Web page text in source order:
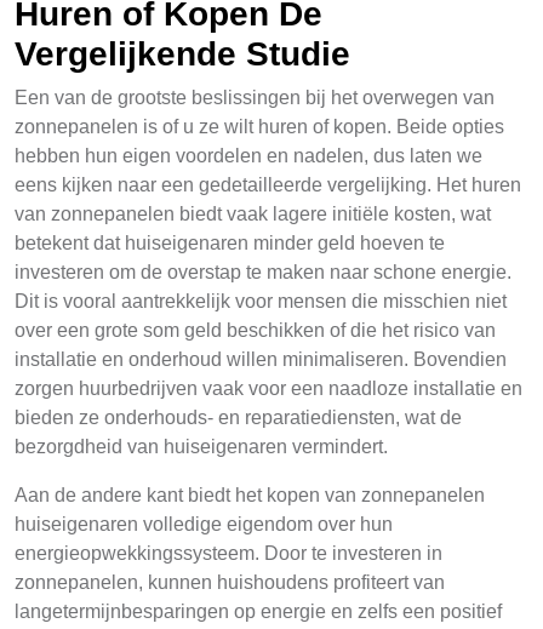
Huren of Kopen De
Vergelijkende Studie
Een van de grootste beslissingen bij het overwegen van
zonnepanelen is of u ze wilt huren of kopen. Beide opties
hebben hun eigen voordelen en nadelen, dus laten we
eens kijken naar een gedetailleerde vergelijking. Het huren
van zonnepanelen biedt vaak lagere initiële kosten, wat
betekent dat huiseigenaren minder geld hoeven te
investeren om de overstap te maken naar schone energie.
Dit is vooral aantrekkelijk voor mensen die misschien niet
over een grote som geld beschikken of die het risico van
installatie en onderhoud willen minimaliseren. Bovendien
zorgen huurbedrijven vaak voor een naadloze installatie en
bieden ze onderhouds- en reparatiediensten, wat de
bezorgdheid van huiseigenaren vermindert.
Aan de andere kant biedt het kopen van zonnepanelen
huiseigenaren volledige eigendom over hun
energieopwekkingssysteem. Door te investeren in
zonnepanelen, kunnen huishoudens profiteert van
langetermijnbesparingen op energie en zelfs een positief